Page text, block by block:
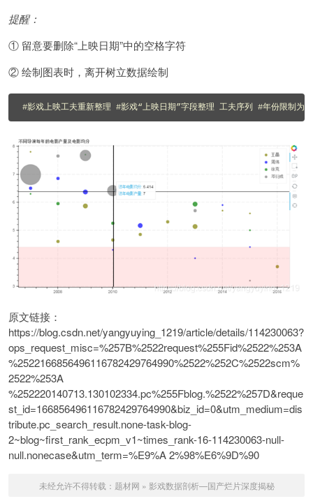
提醒：
① 留意要删除“上映日期”中的空格字符
② 绘制图表时，离开树立数据绘制
#影戏上映工夫重新整理 #影戏“上映日期”字段整理 工夫序
原文链接：
https://blog.csdn.net/yangyuying_1219/article/details/114230063?
ops_request_misc=%257B%2522request%255Fid%2522%253A
%2522166856496116782429764990%2522%252C%2522scm%
2522%253A
%252220140713.130102334.pc%255Fblog.%2522%257D&reque
st_id=166856496116782429764990&biz_id=0&utm_medium=dis
tribute.pc_search_result.none-task-blog-
2~blog~first_rank_ecpm_v1~times_rank-16-114230063-null-
null.nonecase&utm_term=%E9%A 2%98%E6%9D%90
未经允许不得转载： 题材网 » 影戏数据剖析—国产烂片深度揭秘